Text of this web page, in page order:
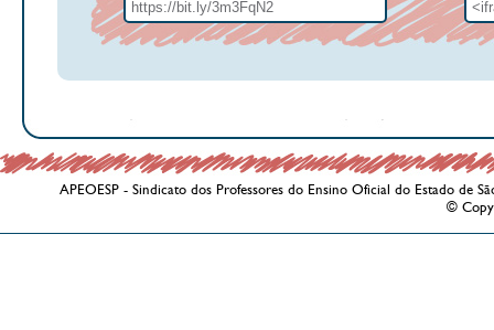
APEOESP - Sindicato dos Professores do Ensino Oficial do Estado de
©